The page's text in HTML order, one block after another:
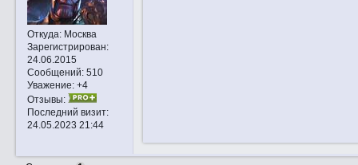
Откуда:Москва
Зарегистрирован:
24.06.2015
Сообщений:510
Уважение: +4
Отзывы:
Последний визит:
24.05.2023 21:44